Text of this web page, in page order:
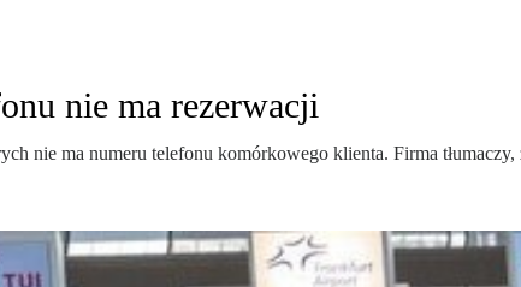
nie ma rezerwacji
nie ma numeru telefonu komórkowego klienta. Firma